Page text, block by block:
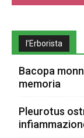
l’Erborista
Bacopa
memoria
Pleurotus